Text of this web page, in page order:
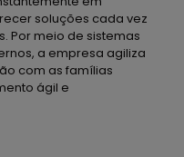
soluções cada vez
Por meio de sistemas
a empresa agiliza
com as famílias
ágil e